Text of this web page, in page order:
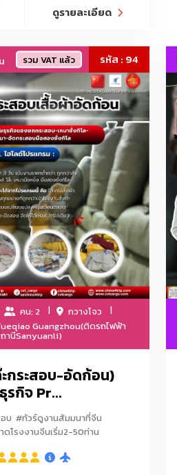
ดูรายละเอียด
รวม VAT แล้ว รหัส : 94
คน: 2
กวางโจว
Guangzhou(ติดรถไฟฟ้า
านีSanyuanli)
ะกระสอบ-อัดก้อน)
รกิจ Pr...
บ #ทัวร์ดูงานสัมมนาที่จีน
โรงงานจีนเริ่ม2-50ท่าน